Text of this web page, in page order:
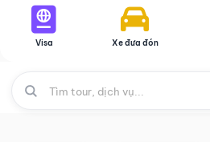
Visa Xe đưa đón